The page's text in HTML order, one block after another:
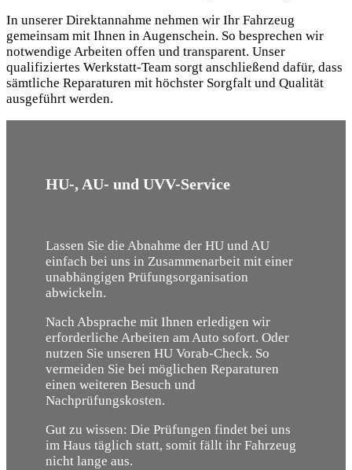
In unserer Direktannahme nehmen wir Ihr Fahrzeug
gemeinsam mit Ihnen in Augenschein. So besprechen wir
notwendige Arbeiten offen und transparent. Unser
qualifiziertes Werkstatt-Team sorgt anschließend dafür, dass
sämtliche Reparaturen mit höchster Sorgfalt und Qualität
ausgeführt werden.
HU-, AU- und UVV-Service
Lassen Sie die Abnahme der HU und AU
einfach bei uns in Zusammenarbeit mit einer
unabhängigen Prüfungsorganisation
abwickeln.
Nach Absprache mit Ihnen erledigen wir
erforderliche Arbeiten am Auto sofort. Oder
nutzen Sie unseren HU Vorab-Check. So
vermeiden Sie bei möglichen Reparaturen
einen weiteren Besuch und
Nachprüfungskosten.
Gut zu wissen: Die Prüfungen findet bei uns
im Haus täglich statt, somit fällt ihr Fahrzeug
nicht lange aus.